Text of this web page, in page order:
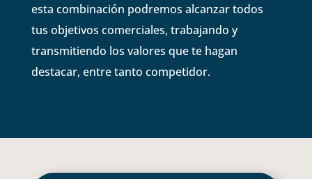
esta combinación podremos alcanzar todos
tus objetivos comerciales, trabajando y
transmitiendo los valores que te hagan
destacar, entre tanto competidor.